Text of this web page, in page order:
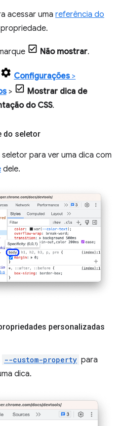
acessar uma referência do
Não mostrar.
Configurações>
>
Mostrar dica de
do CSS.
do seletor
para ver uma dica com
dele.
personalizadas
--custom-property para
dica.